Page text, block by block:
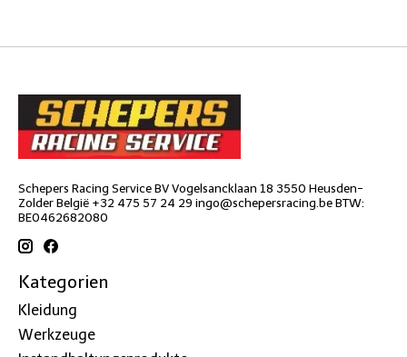
Schepers Racing Service BV Vogelsancklaan 18 3550 Heusden-
Zolder België +32 475 57 24 29 ingo@schepersracing.beBTW:
BE0462682080
Kategorien
Kleidung
Werkzeuge